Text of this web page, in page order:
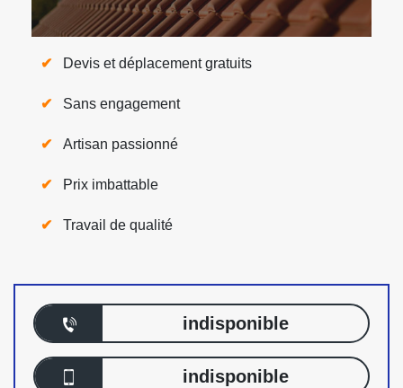
Devis et déplacement gratuits
Sans engagement
Artisan passionné
Prix imbattable
Travail de qualité
indisponible
indisponible